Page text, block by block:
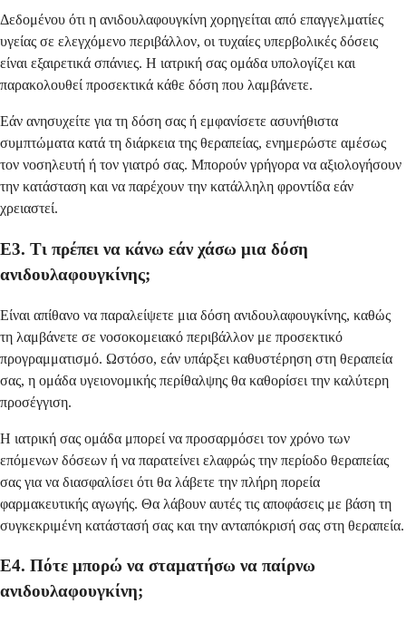
Δεδομένου ότι η ανιδουλαφουγκίνη χορηγείται από επαγγελματίες
υγείας σε ελεγχόμενο περιβάλλον, οι τυχαίες υπερβολικές δόσεις
είναι εξαιρετικά σπάνιες. Η ιατρική σας ομάδα υπολογίζει και
παρακολουθεί προσεκτικά κάθε δόση που λαμβάνετε.
Εάν ανησυχείτε για τη δόση σας ή εμφανίσετε ασυνήθιστα
συμπτώματα κατά τη διάρκεια της θεραπείας, ενημερώστε αμέσως
τον νοσηλευτή ή τον γιατρό σας. Μπορούν γρήγορα να αξιολογήσουν
την κατάσταση και να παρέχουν την κατάλληλη φροντίδα εάν
χρειαστεί.
Ε3. Τι πρέπει να κάνω εάν χάσω μια δόση
ανιδουλαφουγκίνης;
Είναι απίθανο να παραλείψετε μια δόση ανιδουλαφουγκίνης, καθώς
τη λαμβάνετε σε νοσοκομειακό περιβάλλον με προσεκτικό
προγραμματισμό. Ωστόσο, εάν υπάρξει καθυστέρηση στη θεραπεία
σας, η ομάδα υγειονομικής περίθαλψης θα καθορίσει την καλύτερη
προσέγγιση.
Η ιατρική σας ομάδα μπορεί να προσαρμόσει τον χρόνο των
επόμενων δόσεων ή να παρατείνει ελαφρώς την περίοδο θεραπείας
σας για να διασφαλίσει ότι θα λάβετε την πλήρη πορεία
φαρμακευτικής αγωγής. Θα λάβουν αυτές τις αποφάσεις με βάση τη
συγκεκριμένη κατάστασή σας και την ανταπόκρισή σας στη θεραπεία.
Ε4. Πότε μπορώ να σταματήσω να παίρνω
ανιδουλαφουγκίνη;